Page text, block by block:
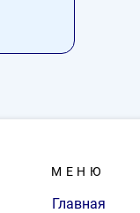
МЕНЮ
Главная